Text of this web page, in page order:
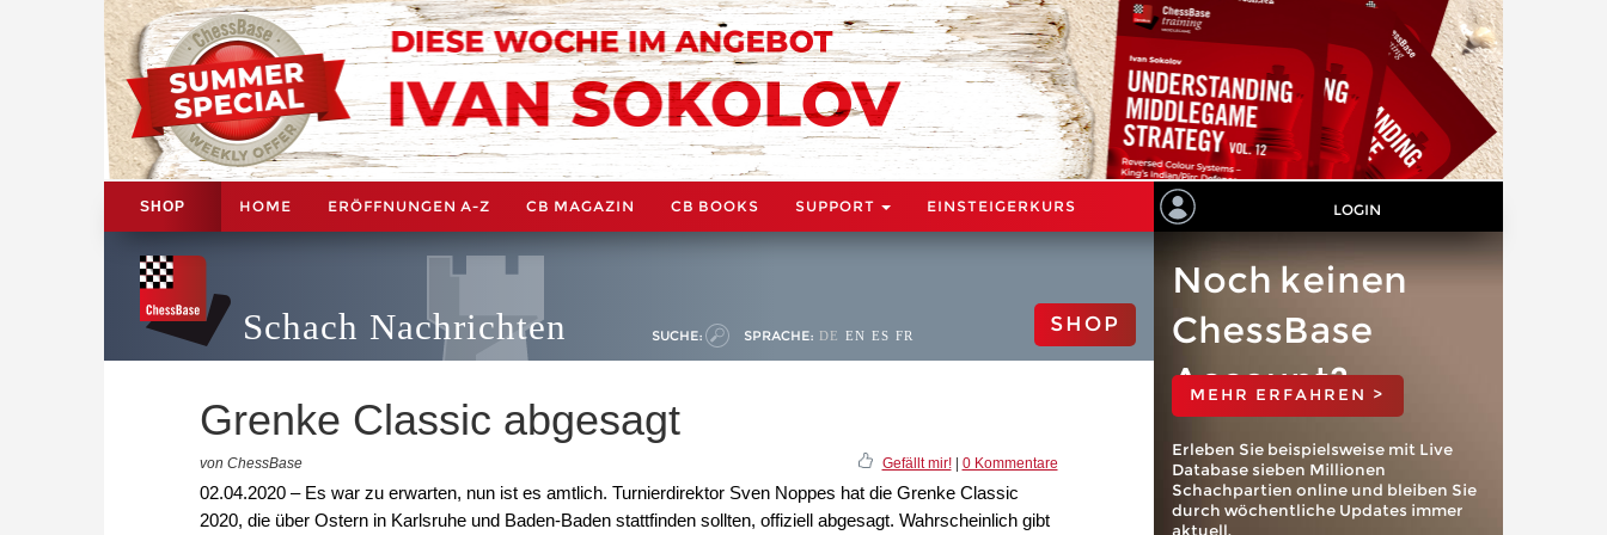
SHOP HOME ERÖFFNUNGEN A-Z CB MAGAZIN CB BOOKS SUPPORT EINSTEIGERKURS LOGIN
Schach Nachrichten SUCHE: SPRACHE: DE EN ES FR SHOP
Grenke Classic abgesagt
von ChessBase Gefällt mir!| 0 Kommentare
02.04.2020 – Es war zu erwarten, nun ist es amtlich. Turnierdirektor Sven Noppes hat die Grenke Classic
2020, die über Ostern in Karlsruhe und Baden-Baden stattfinden sollten, offiziell abgesagt. Wahrscheinlich gibt
Noch keinen
ChessBase
Account?
MEHR ERFAHREN >
Erleben Sie beispielsweise mit Live
Database sieben Millionen
Schachpartien online und bleiben Sie
durch wöchentliche Updates immer
aktuell.